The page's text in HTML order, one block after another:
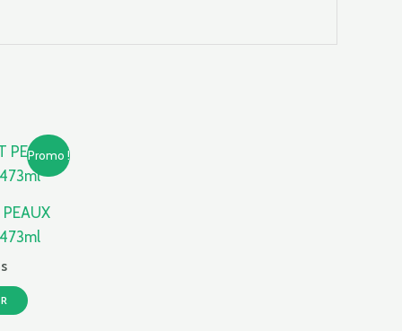
Promo !
Le
prix
actuel
159,68 Dhs.